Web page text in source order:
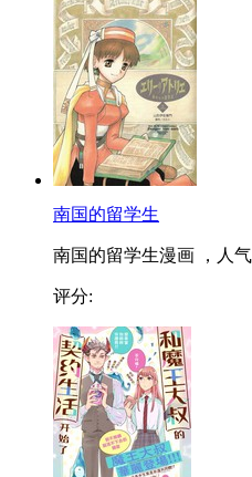
南国的留学生
南国的留学生漫画 ，人
评分: